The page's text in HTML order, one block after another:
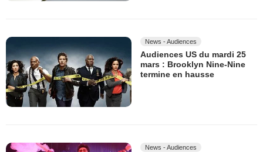
News - Audiences
Audiences US du mardi 25
mars : Brooklyn Nine-Nine
termine en hausse
News - Audiences